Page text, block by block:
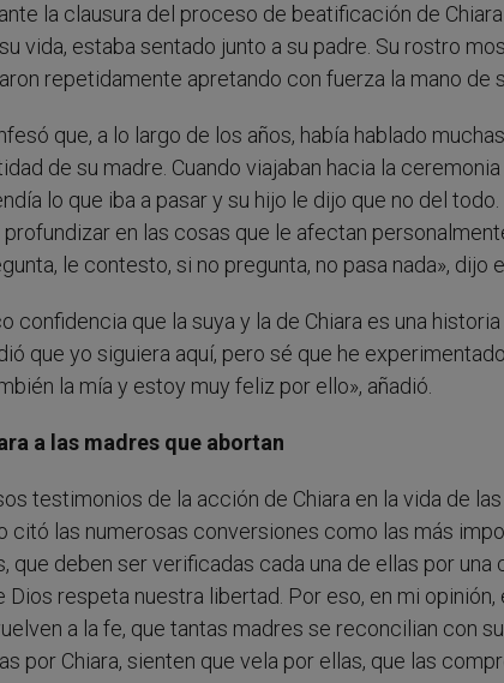
la clausura del proceso de beatificación de
vida, estaba sentado junto a su padre. Su rostro
repetidamente apretando con fuerza la mano de
que, a lo largo de los años, había hablado
de su madre. Cuando viajaban hacia la
lo que iba a pasar y su hijo le dijo que no del
en las cosas que le afectan
le contesto, si no pregunta, no pasa nada», dijo
confidencia que la suya y la de Chiara es una
que yo siguiera aquí, pero sé que he
la mía y estoy muy feliz por ello», añadió.
a las madres que abortan
testimonios de la acción de Chiara en la vida de
citó las numerosas conversiones como las más
que deben ser verificadas cada una de ellas por
Dios respeta nuestra libertad. Por eso, en mi
a la fe, que tantas madres se reconcilian con
por Chiara, sienten que vela por ellas, que las